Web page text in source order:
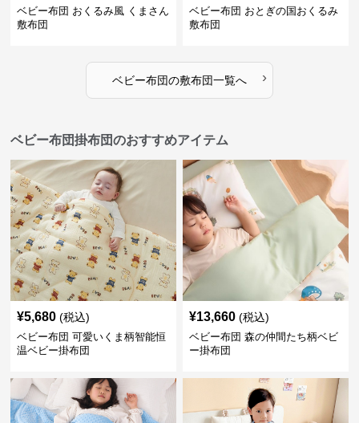
ベビー布団 おくるみ風 くまさん
敷布団
ベビー布団 おとぎの国おくるみ
敷布団
ベビー布団の敷布団一覧へ ›
ベビー布団掛布団のおすすめアイテム
¥5,680 (税込)
ベビー布団 可愛いくま柄智能恒
温ベビー掛布団
¥13,660 (税込)
ベビー布団 森の仲間たち柄ベビ
ー掛布団